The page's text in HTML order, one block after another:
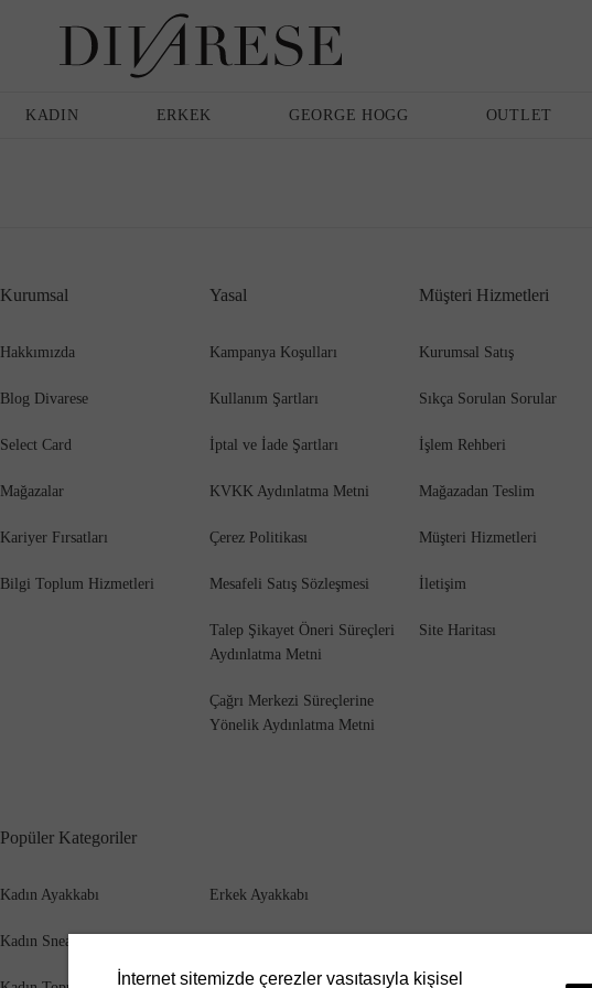
KADIN
Babet Espadril
ERKEK
Terlik Espadril
GEORGE HOGG OUTLET
Kurumsal
Hakkımızda
Blog Divarese
Select Card
Mağazalar
Kariyer Fırsatları
Bilgi Toplum Hizmetleri
Yasal
Kampanya Koşulları
Kullanım Şartları
İptal ve İade Şartları
KVKK Aydınlatma Metni
Çerez Politikası
Mesafeli Satış Sözleşmesi
Talep Şikayet Öneri Süreçleri
Aydınlatma Metni
Çağrı Merkezi Süreçlerine
Yönelik Aydınlatma Metni
Müşteri Hizmetleri
Kurumsal Satış
Sıkça Sorulan Sorular
İşlem Rehberi
Mağazadan Teslim
Müşteri Hizmetleri
İletişim
Site Haritası
Popüler Kategoriler
Kadın Ayakkabı
Kadın Sneaker
Erkek Ayakkabı
İnternet sitemizde çerezler vasıtasıyla kişisel